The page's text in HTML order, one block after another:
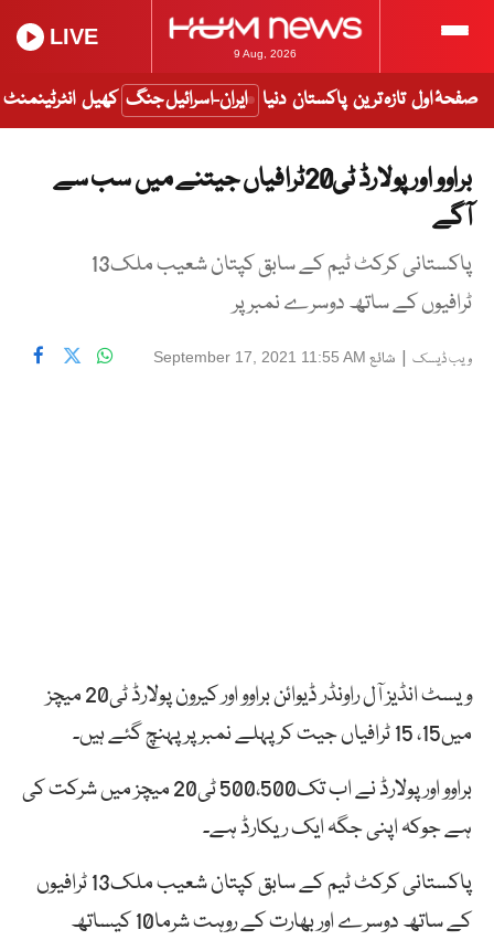
9 Aug, 2026
LIVE
صفحۂ اول تازہ ترین پاکستان دنیا ایران-اسرائیل جنگ کھیل انٹرٹینمنٹ
براوو اور پولارڈ ٹی20ٹرافیاں جیتنے میں سب سے
آگے
پاکستانی کرکٹ ٹیم کے سابق کپتان شعیب ملک13
ٹرافیوں کے ساتھ دوسرے نمبر پر
ویب ڈیسک | شائع September 17, 2021 11:55 AM
ویسٹ انڈیز آل راونڈر ڈیوائن براوو اور کیرون پولارڈ ٹی20 میچز
میں15، 15 ٹرافیاں جیت کر پہلے نمبر پر پہنچ گئے ہیں۔
براوو اور پولارڈ نے اب تک500،500 ٹی20 میچز میں شرکت کی
ہے جوکہ اپنی جگہ ایک ریکارڈ ہے۔
پاکستانی کرکٹ ٹیم کے سابق کپتان شعیب ملک13 ٹرافیوں
کے ساتھ دوسرے اور بھارت کے روہت شرما10 کیساتھ